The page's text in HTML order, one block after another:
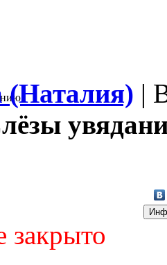
(Наталия) |
закрыто